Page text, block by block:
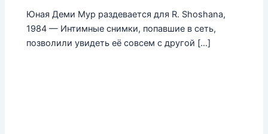
Юная Деми Мур раздевается для R. Shoshana,
1984 — Интимные снимки, попавшие в сеть,
позволили увидеть её совсем с другой […]